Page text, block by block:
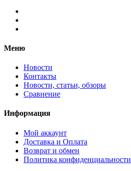
Меню
Новости
Контакты
Новости, статьи, обзоры
Сравнение
Информация
Мой аккаунт
Доставка и Оплата
Возврат и обмен
Политика конфиденциальности